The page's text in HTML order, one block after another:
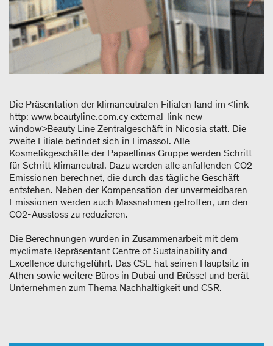
Die Präsentation der klimaneutralen Filialen fand im <link
http: www.beautyline.com.cy external-link-new-
window>Beauty Line Zentralgeschäft in Nicosia statt. Die
zweite Filiale befindet sich in Limassol. Alle
Kosmetikgeschäfte der Papaellinas Gruppe werden Schritt
für Schritt klimaneutral. Dazu werden alle anfallenden CO2-
Emissionen berechnet, die durch das tägliche Geschäft
entstehen. Neben der Kompensation der unvermeidbaren
Emissionen werden auch Massnahmen getroffen, um den
CO2-Ausstoss zu reduzieren.
Die Berechnungen wurden in Zusammenarbeit mit dem
myclimate Repräsentant Centre of Sustainability and
Excellence durchgeführt. Das CSE hat seinen Hauptsitz in
Athen sowie weitere Büros in Dubai und Brüssel und berät
Unternehmen zum Thema Nachhaltigkeit und CSR.